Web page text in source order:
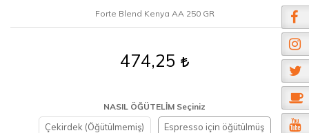
Forte Blend Kenya AA 250 GR
474,25
NASIL ÖĞÜTELİM Seçiniz
Çekirdek (Öğütülmemiş) Espresso için öğütülmüş